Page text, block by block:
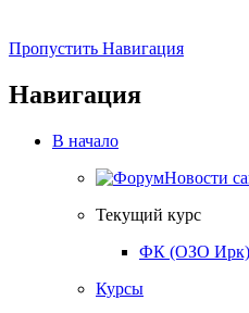
Пропустить Навигация
Навигация
В начало
Новости
Текущий курс
ФК (ОЗО Ирк)
Курсы